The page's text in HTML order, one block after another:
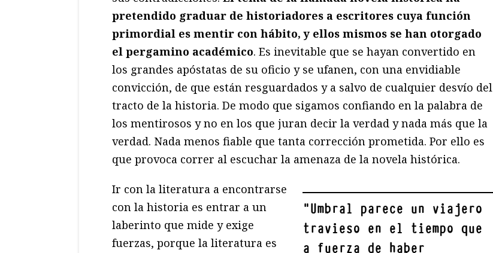
pretendido graduar de historiadores a escritores cuya función
primordial es mentir con hábito, y ellos mismos se han otorgado
el pergamino académico. Es inevitable que se hayan convertido en
los grandes apóstatas de su oficio y se ufanen, con una envidiable
convicción, de que están resguardados y a salvo de cualquier desvío del
tracto de la historia. De modo que sigamos confiando en la palabra de
los mentirosos y no en los que juran decir la verdad y nada más que la
verdad. Nada menos fiable que tanta corrección prometida. Por ello es
que provoca correr al escuchar la amenaza de la novela histórica.
"Umbral parece un viajero
travieso en el tiempo que
a fuerza de haber
Ir con la literatura a encontrarse
con la historia es entrar a un
laberinto que mide y exige
fuerzas, porque la literatura es